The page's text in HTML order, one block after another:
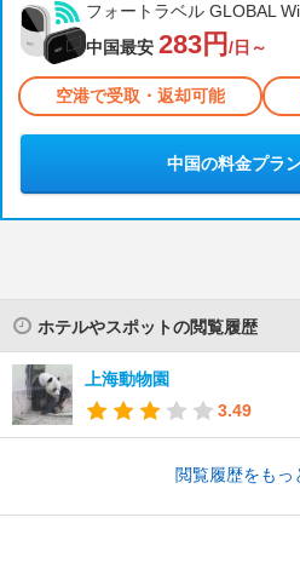
フォートラベル GLOBAL
中国最安 283円 /日～
空港で受取・返却可能
中国の料金プラ
ホテルやスポットの閲覧履歴
上海動物園
3.49
閲覧履歴をもっ